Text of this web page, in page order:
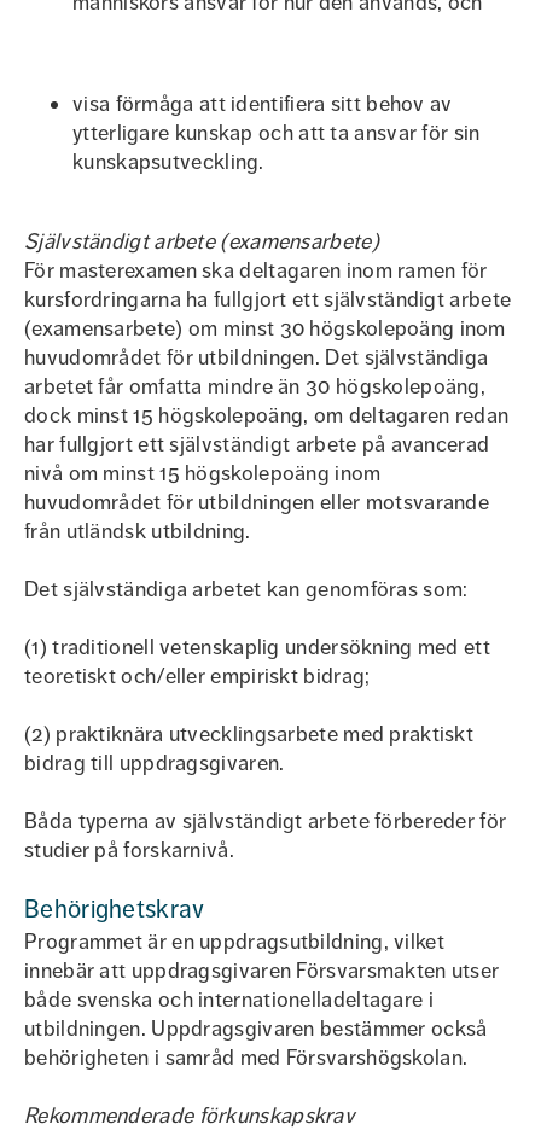
visa förmåga att identifiera sitt behov av
ytterligare kunskap och att ta ansvar för sin
kunskapsutveckling.
Självständigt arbete (examensarbete)
För masterexamen ska deltagaren inom ramen för
kursfordringarna ha fullgjort ett självständigt arbete
(examensarbete) om minst 30 högskolepoäng inom
huvudområdet för utbildningen. Det självständiga
arbetet får omfatta mindre än 30 högskolepoäng,
dock minst 15 högskolepoäng, om deltagaren redan
har fullgjort ett självständigt arbete på avancerad
nivå om minst 15 högskolepoäng inom
huvudområdet för utbildningen eller motsvarande
från utländsk utbildning.
Det självständiga arbetet kan genomföras som:
(1) traditionell vetenskaplig undersökning med ett
teoretiskt och/eller empiriskt bidrag;
(2) praktiknära utvecklingsarbete med praktiskt
bidrag till uppdragsgivaren.
Båda typerna av självständigt arbete förbereder för
studier på forskarnivå.
Behörighetskrav
Programmet är en uppdragsutbildning, vilket
innebär att uppdragsgivaren Försvarsmakten utser
både svenska och internationelladeltagare i
utbildningen. Uppdragsgivaren bestämmer också
behörigheten i samråd med Försvarshögskolan.
Rekommenderade förkunskapskrav